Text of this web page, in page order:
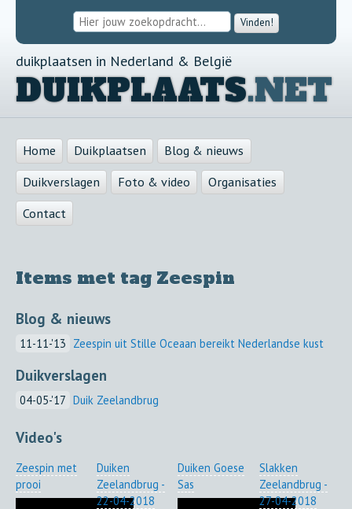
Vinden!
duikplaatsen in Nederland & België
DUIKPLAATS.NET
Home Duikplaatsen
Blog & nieuws
Duikverslagen
Foto & video
Organisaties
Contact
Items met tag Zeespin
Blog & nieuws
11-11-'13 Zeespin uit Stille Oceaan bereikt Nederlandse kust
Duikverslagen
04-05-'17 Duik Zeelandbrug
Video's
Zeespin met
prooi
Duiken
Zeelandbrug -
22-04-2018
Duiken Goese
Sas
Slakken
Zeelandbrug -
27-04-2018